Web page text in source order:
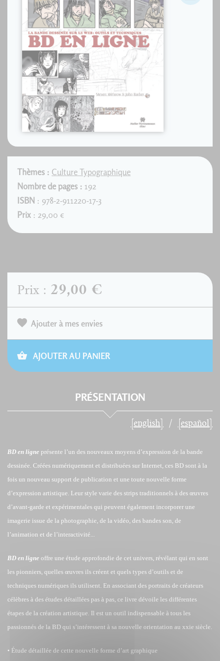
Thèmes : Culture Typographique
Nombre de pages : 192
ISBN : 978-2-911220-17-3
Prix : 29,00 €
Prix : 29,00 €
Ajouter à mes envies
AJOUTER AU PANIER
PRÉSENTATION
[english] [español]
BD en ligne présente l’un des nouveaux moyens d’expression de la bande
dessinée. Créées numériquement et distribuées sur Internet, ces BD sont à la
fois un nouveau support de publication et une toute nouvelle forme
d’expression artistique. Leur style varie des strips traditionnels à des œuvres
d’avant-garde et expérimentales qui peuvent également incorporer une
imagerie issue de la photographie, de la vidéo, des bandes son, de
l’animation et de l’interactivité...
BD en ligne offre une étude approfondie de cet univers, révélant qui en sont
les pionniers, quelles œuvres ils créent et quels types d’outils et de
techniques numériques ils utilisent. En associant des portraits de créateurs
célèbres à des études détaillées pas à pas, ce livre dévoile les différentes
étapes de la création artistique. Il est un outil indispensable à tous les
passionnés de la BD qui s’intéressent à sa nouvelle orientation au xxie siècle.
• Étude détaillée de cette nouvelle forme d’art graphique